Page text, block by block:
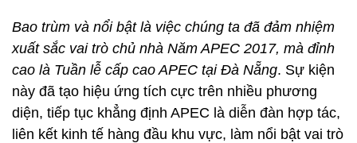
Bao trùm và nổi bật là việc chúng ta đã đảm nhiệm
xuất sắc vai trò chủ nhà Năm APEC 2017, mà đỉnh
cao là Tuần lễ cấp cao APEC tại Đà Nẵng. Sự kiện
này đã tạo hiệu ứng tích cực trên nhiều phương
diện, tiếp tục khẳng định APEC là diễn đàn hợp tác,
liên kết kinh tế hàng đầu khu vực, làm nổi bật vai trò